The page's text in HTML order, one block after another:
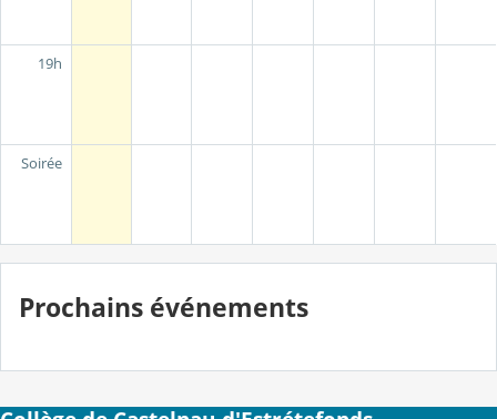
19h
Soirée
Prochains événements